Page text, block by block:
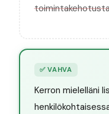
✅VAHVA
Kerron mielelläni